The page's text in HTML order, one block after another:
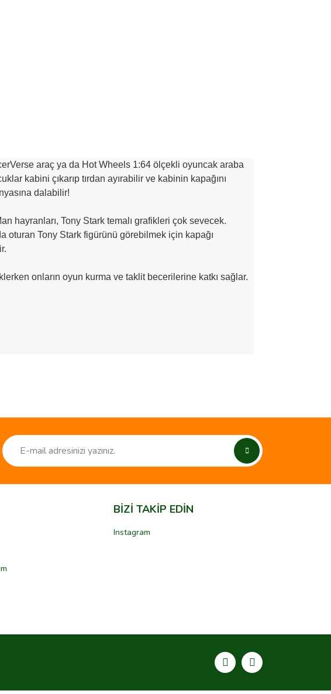
araç ya da Hot Wheels 1:64 ölçekli oyuncak araba
kabini çıkarıp tırdan ayırabilir ve kabinin kapağını
dalabilir!
hayranları, Tony Stark temalı grafikleri çok sevecek.
oturan Tony Stark figürünü görebilmek için kapağı
onların oyun kurma ve taklit becerilerine katkı sağlar.
BİZİ TAKİP EDİN
Instagram